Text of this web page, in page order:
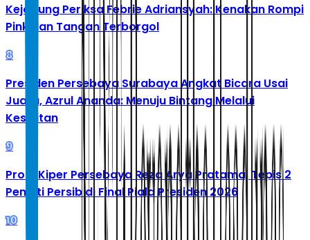
Kejagung Periksa Febrie Adriansyah: Kenakan Rompi
Pink dan Tangan Terborgol
8
Presiden Persebaya Surabaya Angkat Bicara Usai
Juara, Azrul Ananda: Menuju Bintang Melalui
Kesulitan
9
Profil Kiper Persebaya Reza Arya Pratama, Tepis 2
Penalti Persib di Final Piala Presiden 2026
10